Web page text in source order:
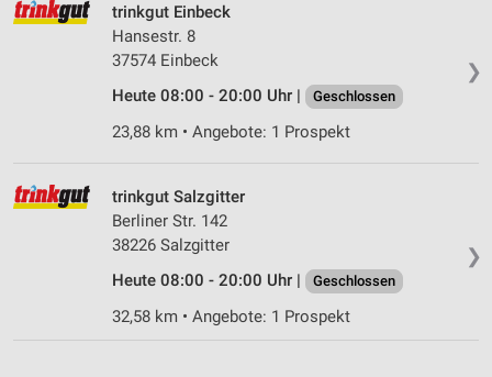
❯
trinkgut Einbeck
Hansestr. 8
37574 Einbeck
Heute 08:00 - 20:00 Uhr |
Geschlossen
23,88 km • Angebote: 1 Prospekt
❯
trinkgut Salzgitter
Berliner Str. 142
38226 Salzgitter
Heute 08:00 - 20:00 Uhr |
Geschlossen
32,58 km • Angebote: 1 Prospekt
Quellen
Entwicklung und Verbesserung der Angebote
Verwendung reduzierter Daten zur Auswahl von
Verwendung genauer Standortdaten
Geräte anhand von aktiv angeforderten
Informationen identifizieren
Nicht-IAB-Verarbeitungszwecke: